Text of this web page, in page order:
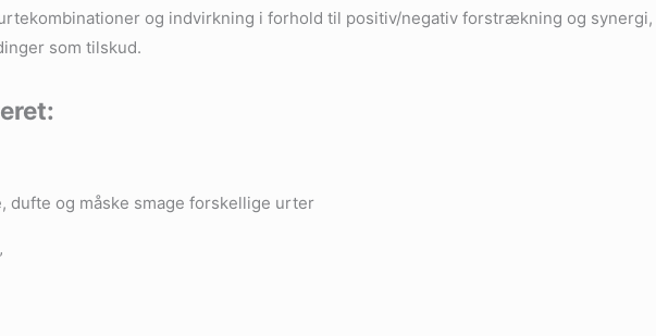
og indvirkning i forhold til positiv/negativ forstrækning og
som tilskud.
dufte og måske smage forskellige urter